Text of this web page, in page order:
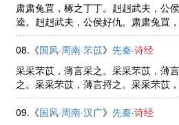
肃肃兔罝，椓之丁丁。赳赳武夫，公
逵。赳赳武夫，公侯好仇。肃肃兔罝
腹心。
08.《国风·周南·芣苡》先秦·诗经
采采芣苡，薄言采之。采采芣苡，薄
之。采采芣苡，薄言捋之。采采芣苡
襭之。
09.《国风·周南·汉广》先秦·诗经